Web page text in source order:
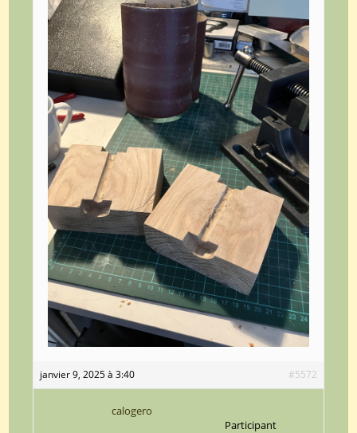
janvier 9, 2025 à 3:40 #5572
calogero
Participant